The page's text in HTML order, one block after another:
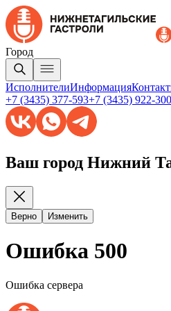
Город
ИсполнителиИнформация
+7 (3435) 377-593+7 (3435) 922-300
Ваш город Нижний
Верно Изменить
Ошибка 500
Ошибка сервера